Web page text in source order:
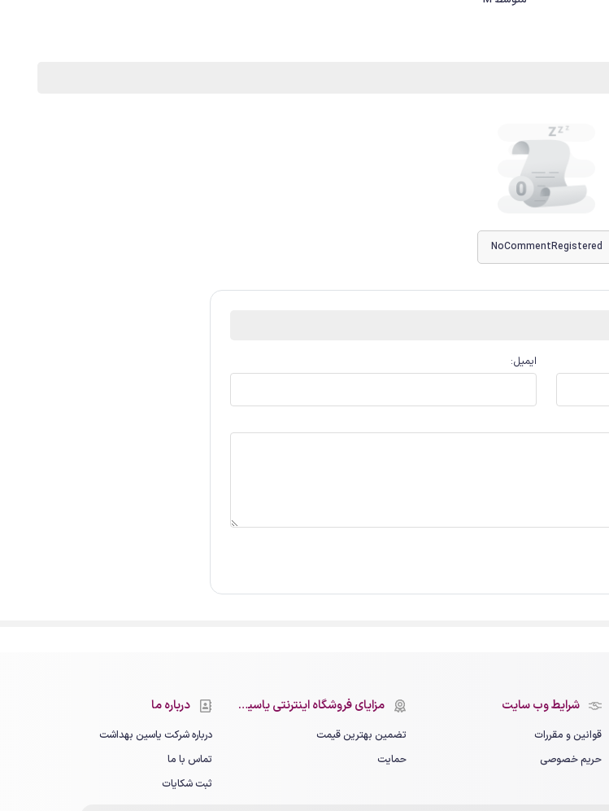
NoCommentRegistered
ایمیل:
شرایط وب سایت
قوانین و مقررات
حریم خصوصی
مزایای فروشگاه اینترنتی یاسین بهداشت
تضمین بهترین قیمت
حمایت
درباره ما
درباره شرکت یاسین بهداشت
تماس با ما
ثبت شکایات